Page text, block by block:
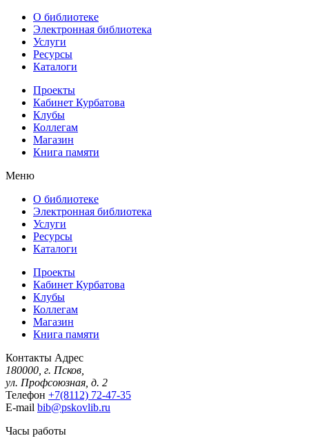
О библиотеке
Электронная библиотека
Услуги
Ресурсы
Каталоги
Проекты
Кабинет Курбатова
Клубы
Коллегам
Магазин
Книга памяти
Меню
О библиотеке
Электронная библиотека
Услуги
Ресурсы
Каталоги
Проекты
Кабинет Курбатова
Клубы
Коллегам
Магазин
Книга памяти
Контакты Адрес
180000, г. Псков,
ул. Профсоюзная, д. 2
Телефон +7(8112) 72-47-35
E-mail bib@pskovlib.ru
Часы работы